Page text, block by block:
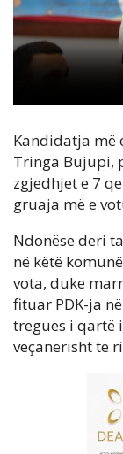
Kandidatja më
Tringa Bujupi,
zgjedhjet e 7
gruaja më e
Ndonëse deri
në këtë
vota, duke
fituar PDK-ja
tregues i qartë
veçanërisht te